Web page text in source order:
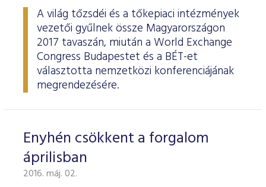
A világ tőzsdéi és a tőkepiaci intézmények
vezetői gyűlnek össze Magyarországon
2017 tavaszán, miután a World Exchange
Congress Budapestet és a BÉT-et
választotta nemzetközi konferenciájának
megrendezésére.
Enyhén csökkent a forgalom
áprilisban
2016. máj. 02.